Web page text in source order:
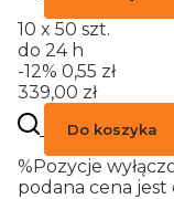
10 x 50 szt.
do 24 h
-12% 0,55 zł
339,00 zł
Do koszyka
%Pozycje
podana cena jest